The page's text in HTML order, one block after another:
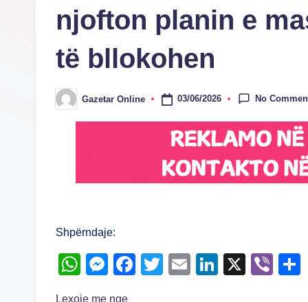
njofton planin e
të bllokohen
Posted
by
Gazetar Online 03/06/2026 No
Shpërndaje:
W
M
F
T
E
Li
X
Vi
Lexoje me nge